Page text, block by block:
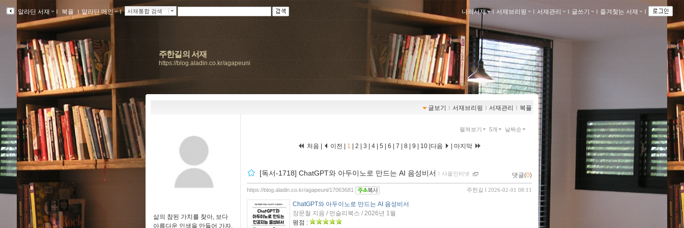
알라딘 서재 ｌ 북플 ｌ알라딘 메인 ｌ 서재통합 검색 나의서재 ｌ 서재브리핑 ｌ 서재관리 ｌ 글쓰기 ｌ 즐겨찾는 서재 ｌ
주한길의 서재
https://blog.aladin.co.kr/agapeuni
글보기 ｌ 서재브리핑 ｌ 서재관리 ｌ 북플
삶의 참된 가치를 찾아, 보다
아름다운 인생을 만들어 가자.
펼쳐보기 5개 날짜순
처음 | 이전 | 1 2 3 4 5 6 7 8 9 10 다음 마지막
[독서-1718] ChatGPT와 아두이노로 만드는 AI 음성비서 ｌ 사물인터넷 댓글(0)
주한길 l 2026-02-01 08:11
https://blog.aladin.co.kr/agapeuni/17063681
ChatGPT와 아두이노로 만드는 AI 음성비서
장문철 지음 / 먼슬리북스 / 2026년 1월
평점 :